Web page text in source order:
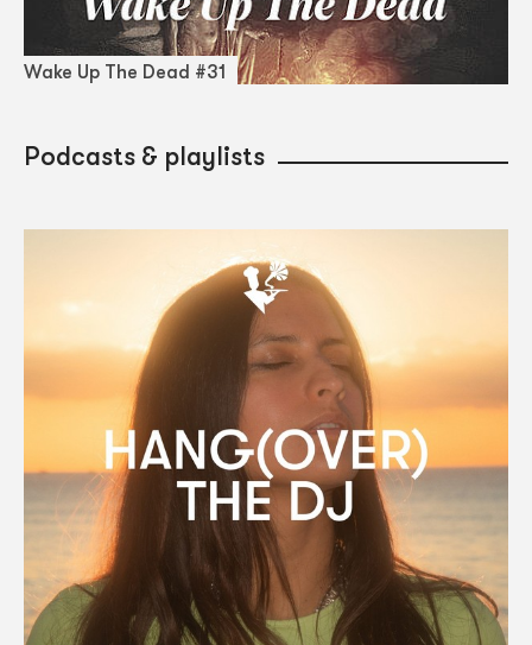
Wake Up The Dead #31
Podcasts & playlists